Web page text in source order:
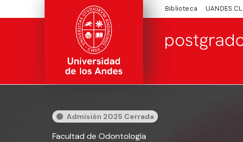
Biblioteca UANDES.CL
Admisión 2025 Cerrada
Facultad de Odontología